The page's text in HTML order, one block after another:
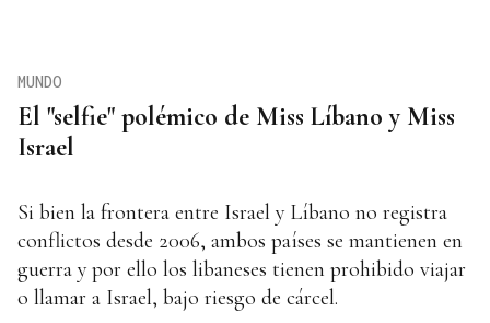
El "selfie" polémico de Miss Líbano y Miss
Israel
MUNDO
Si bien la frontera entre Israel y Líbano no registra
conflictos desde 2006, ambos países se mantienen en
guerra y por ello los libaneses tienen prohibido viajar
o llamar a Israel, bajo riesgo de cárcel.